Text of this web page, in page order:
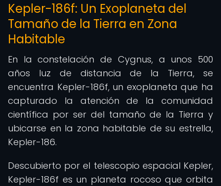
Kepler-186f: Un Exoplaneta del
Tamaño de la Tierra en Zona
Habitable
En la constelación de Cygnus, a unos 500
años luz de distancia de la Tierra, se
encuentra Kepler-186f, un exoplaneta que ha
capturado la atención de la comunidad
científica por ser del tamaño de la Tierra y
ubicarse en la zona habitable de su estrella,
Kepler-186.
Descubierto por el telescopio espacial Kepler,
Kepler-186f es un planeta rocoso que orbita